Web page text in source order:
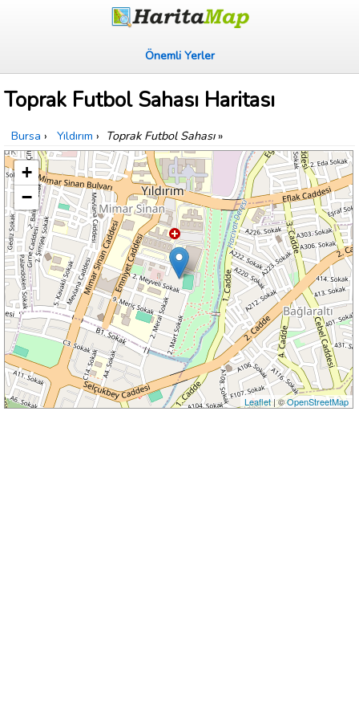
Önemli Yerler
Toprak Futbol Sahası Haritası
Bursa › Yıldırım › Toprak Futbol Sahası»
+
−
Leaflet| ©OpenStreetMap